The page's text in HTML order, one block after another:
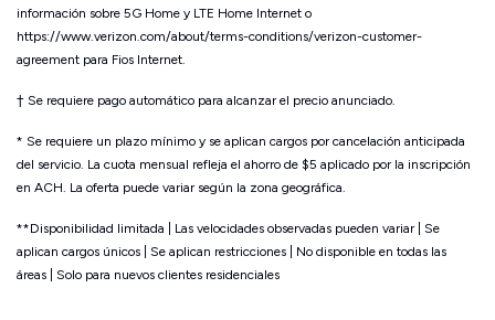
información sobre 5G Home y LTE Home Internet o
https://www.verizon.com/about/terms-conditions/verizon-customer-
agreement para Fios Internet.
† Se requiere pago automático para alcanzar el precio anunciado.
* Se requiere un plazo mínimo y se aplican cargos por cancelación anticipada
del servicio. La cuota mensual refleja el ahorro de $5 aplicado por la inscripción
en ACH. La oferta puede variar según la zona geográfica.
**Disponibilidad limitada | Las velocidades observadas pueden variar | Se
aplican cargos únicos | Se aplican restricciones | No disponible en todas las
áreas | Solo para nuevos clientes residenciales